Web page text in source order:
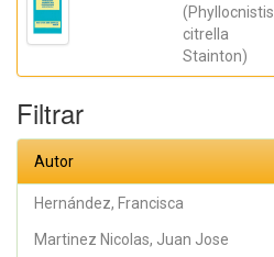
(Phyllocnistis
citrella
Stainton)
Filtrar
Autor
Hernández, Francisca
Martinez Nicolas, Juan Jose